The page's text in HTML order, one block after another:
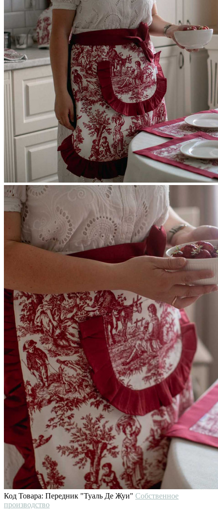
Код Товара: Передник "Туаль Де Жуи" Собственное
производство